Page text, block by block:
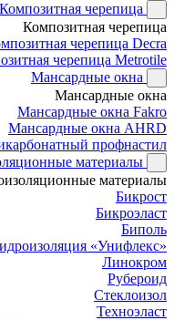
Композитная черепица
Композитная черепица
черепица Decra
черепица Metrotile
Мансардные окна
Мансардные окна
Мансардные окна Fakro
Мансардные окна AHRD
профнастил
материалы
материалы
Бикрост
Бикроэласт
Биполь
«Унифлекс»
Линокром
Рубероид
Стеклоизол
Техноэласт